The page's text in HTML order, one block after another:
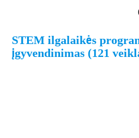
STEM ilgalaikės
įgyvendinimas (121